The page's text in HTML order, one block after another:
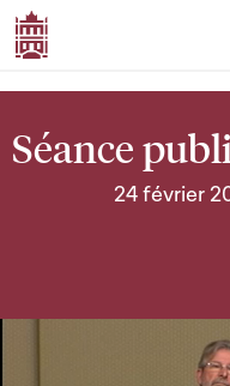
Séance
24 février